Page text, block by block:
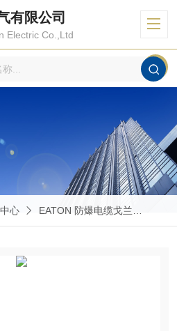
有限公司
Electric Co.,Ltd
心 EATON 防爆电缆戈兰